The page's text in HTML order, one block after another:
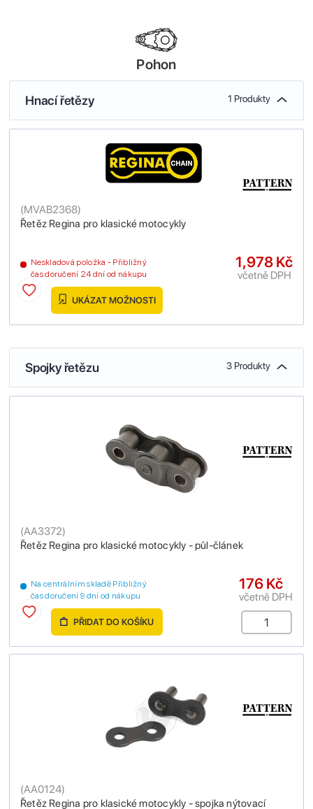
Pohon
Hnací řetězy 1 Produkty
Řetěz Regina pro klasické motocykly
(MVAB2368)
Neskladová položka - Přibližný
čas doručení 24 dní od nákupu
1,978 Kč
včetně DPH
UKÁZAT MOŽNOSTI
Spojky řetězu 3 Produkty
Řetěz Regina pro klasické motocykly - půl-článek
(AA3372)
Na centrálním skladě Přibližný
čas doručení 9 dní od nákupu
176 Kč
včetně DPH
PŘIDAT DO KOŠÍKU
Řetěz Regina pro klasické motocykly - spojka nýtovací
(AA0124)